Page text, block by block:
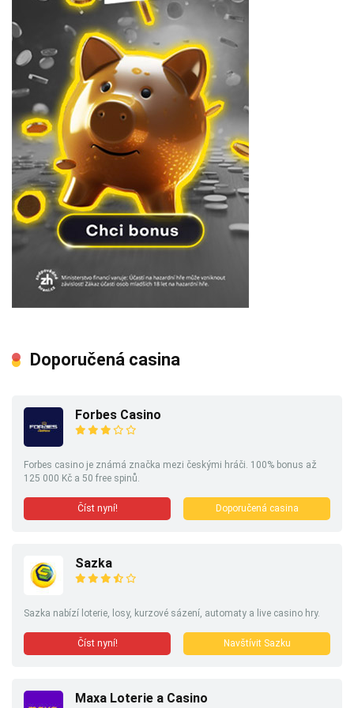
Doporučená casina
Forbes Casino
Forbes casino je známá značka mezi českými hráči. 100% bonus až
125 000 Kč a 50 free spinů.
Číst nyní! Doporučená casina
Sazka
Sazka nabízí loterie, losy, kurzové sázení, automaty a live casino hry.
Číst nyní! Navštívit Sazku
Maxa Loterie a Casino